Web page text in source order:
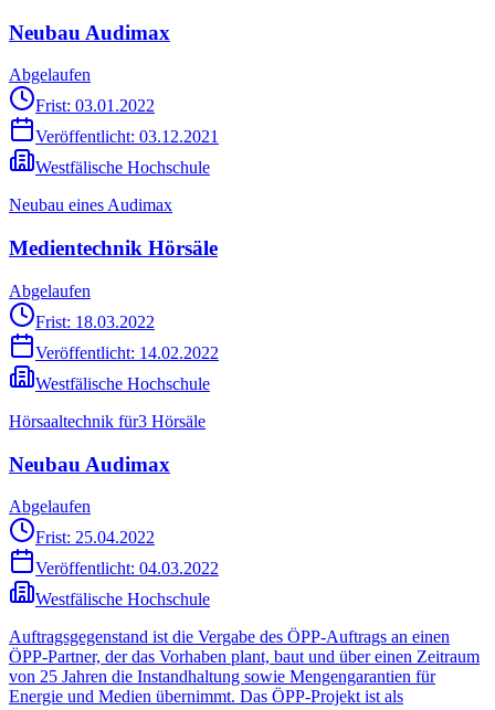
Neubau Audimax
Abgelaufen
Frist: 03.01.2022
Veröffentlicht: 03.12.2021
Westfälische Hochschule
Neubau eines Audimax
Medientechnik Hörsäle
Abgelaufen
Frist: 18.03.2022
Veröffentlicht: 14.02.2022
Westfälische Hochschule
Hörsaaltechnik für3 Hörsäle
Neubau Audimax
Abgelaufen
Frist: 25.04.2022
Veröffentlicht: 04.03.2022
Westfälische Hochschule
Auftragsgegenstand ist die Vergabe des ÖPP-Auftrags an einen
ÖPP-Partner, der das Vorhaben plant, baut und über einen Zeitraum
von 25 Jahren die Instandhaltung sowie Mengengarantien für
Energie und Medien übernimmt. Das ÖPP-Projekt ist als